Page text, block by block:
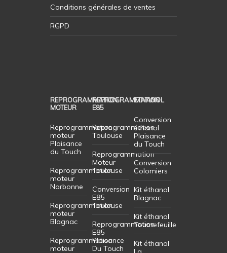
Conditions générales de ventes
RGPD
REPROGRAMMATION
MOTEUR
Reprogrammation
moteur
Plaisance
du Touch
Reprogrammation
moteur
Narbonne
Reprogrammation
moteur
Blagnac
Reprogrammation
moteur
REPROGRAMMATION
E85
Reprogrammation
Toulouse
Reprogrammation
Moteur
Toulouse
Conversion
E85
Toulouse
Reprogrammation
E85
Plaisance
Du Touch
ETHANOL
Conversion
éthanol
Plaisance
du Touch
Conversion
Colomiers
Kit éthanol
Blagnac
Kit éthanol
Tournefeuille
Kit éthanol